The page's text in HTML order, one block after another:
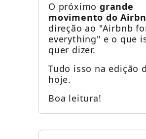
O próximo grande
movimento do
direção ao "Airbnb
everything" e o que
quer dizer.
Tudo isso na edição
hoje.
Boa leitura!